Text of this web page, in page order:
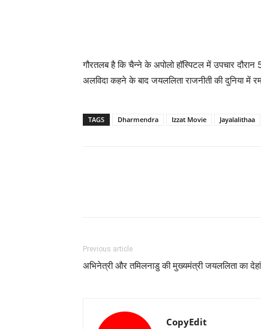
गौरतलब है कि चैन्‍ने के अपोलो हॉस्पिटल में उपचार
अलविदा कहने के बाद जयललिता राजनीती की दुनिया में
TAGS Dharmendra Izzat Movie Jayalalithaa
Previous article
अभिनेत्री और तमिलनाडु की मुख्यमंत्री जयललिता का
CopyEdit